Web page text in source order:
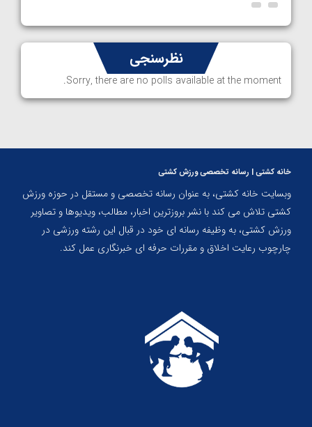
نظرسنجی
Sorry, there are no polls available at the moment.
خانه کشتی | رسانه تخصصی ورزش کشتی
وبسایت خانه کشتی، به عنوان رسانه تخصصی و مستقل در حوزه ورزش
کشتی تلاش می کند با نشر بروزترین اخبار، مطالب، ویدیوها و تصاویر
ورزش کشتی، به وظیفه رسانه ای خود در قبال این رشته ورزشی در
چارچوب رعایت اخلاق و مقررات حرفه ای خبرنگاری عمل کند.